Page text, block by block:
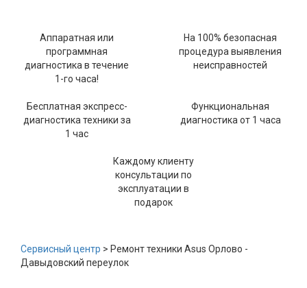
Аппаратная или
программная
диагностика в течение
1-го часа!
На 100% безопасная
процедура выявления
неисправностей
Бесплатная экспресс-
диагностика техники за
1 час
Функциональная
диагностика от 1 часа
Каждому клиенту
консультации по
эксплуатации в
подарок
Сервисный центр > Ремонт техники Asus Орлово -
Давыдовский переулок